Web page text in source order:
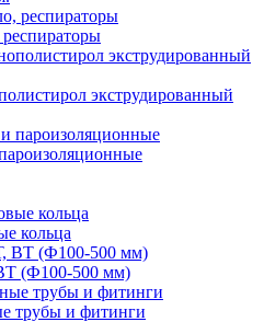
экструдированный
кольца
(Ф100-500 мм)
трубы и фитинги